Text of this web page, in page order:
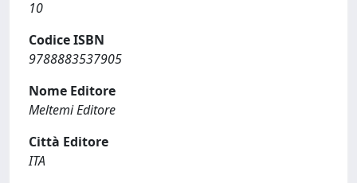
10
Codice ISBN
9788883537905
Nome Editore
Meltemi Editore
Città Editore
ITA